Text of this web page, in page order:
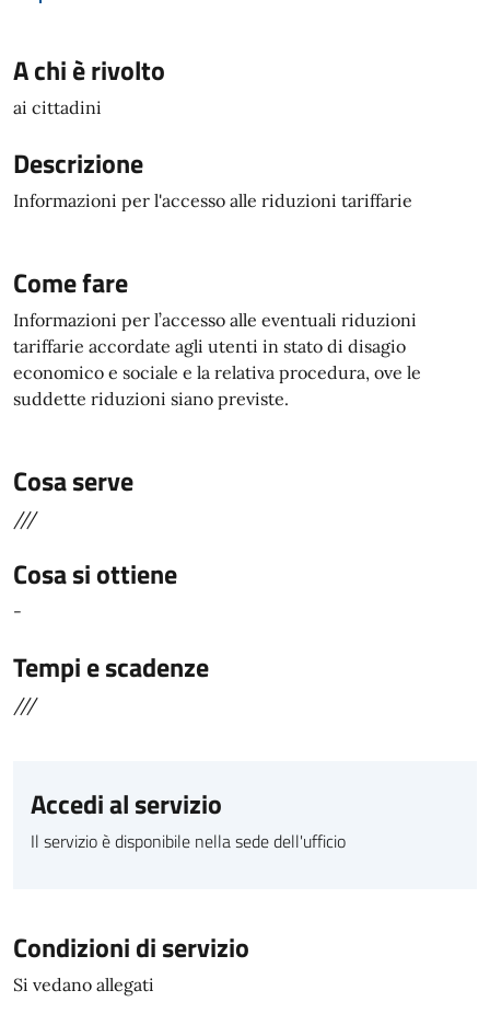
A chi è rivolto
ai cittadini
Descrizione
Informazioni per l'accesso alle riduzioni tariffarie
Come fare
Informazioni per l’accesso alle eventuali riduzioni
tariffarie accordate agli utenti in stato di disagio
economico e sociale e la relativa procedura, ove le
suddette riduzioni siano previste.
Cosa serve
///
Cosa si ottiene
-
Tempi e scadenze
///
Accedi al servizio
Il servizio è disponibile nella sede dell'ufficio
Condizioni di servizio
Si vedano allegati